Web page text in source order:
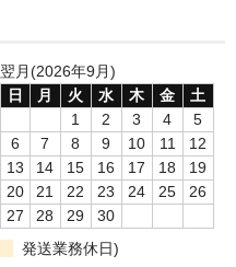
翌月(2026年9月)
日
月 火 水 木 金
土
1
2 3 4
5
6
7 8 9 10 11
12
13
14 15 16 17 18
19
20
21 22 23 24 25
26
27
28 29
30
発送業務休日)